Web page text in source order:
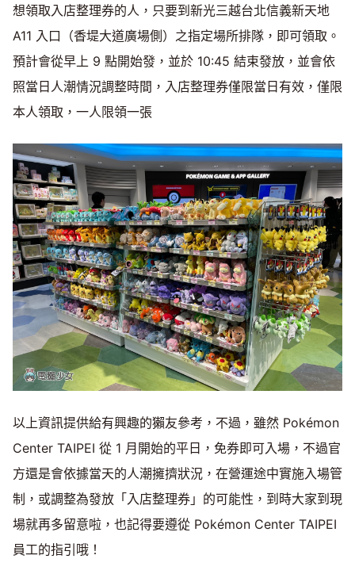
想領取入店整理券的人，只要到新光三越台北信義新天地
A11 入口（香堤大道廣場側）之指定場所排隊，即可領取。
預計會從早上 9 點開始發，並於 10:45 結束發放，並會依
照當日人潮情況調整時間，入店整理券僅限當日有效，僅限
本人領取，一人限領一張
以上資訊提供給有興趣的獺友參考，不過，雖然 Pokémon
Center TAIPEI 從 1 月開始的平日，免券即可入場，不過官
方還是會依據當天的人潮擁擠狀況，在營運途中實施入場管
制，或調整為發放「入店整理券」的可能性，到時大家到現
場就再多留意啦，也記得要遵從 Pokémon Center TAIPEI
員工的指引哦！